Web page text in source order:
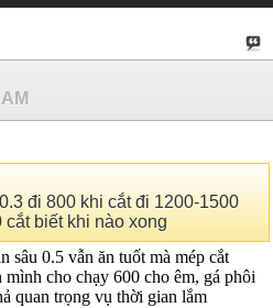
đi 800 khi cắt đi 1200-1500
cắt biết khi nào xong
sâu 0.5 vẫn ăn tuốt mà mép cắt
cho chạy 600 cho êm, gá phôi
quan trọng vụ thời gian lắm